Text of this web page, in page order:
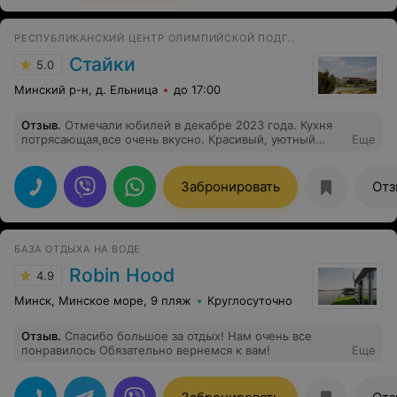
РЕСПУБЛИКАНСКИЙ ЦЕНТР ОЛИМПИЙСКОЙ ПОДГОТОВКИ
5.0 Стайки
Минский р-н, д. Ельница до 17:00
Отзыв. Отмечали юбилей в декабре 2023 года. Кухня
потрясающая,все очень вкусно. Красивый, уютный
пожелания, обязательно вернёмся.
Еще
Забронировать
БАЗА ОТДЫХА НА ВОДЕ
4.9 Robin Hood
Минск, Минское море, 9 пляж Круглосуточно
Отзыв. Спасибо большое за отдых! Нам очень все
понравилось Обязательно вернемся к вам!
Еще